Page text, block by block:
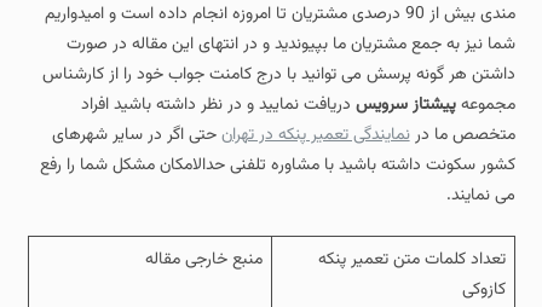
مندی بیش از 90 درصدی مشتریان تا امروزه انجام داده است و امیدواریم
شما نیز به جمع مشتریان ما بپیوندید و در انتهای این مقاله در صورت
داشتن هر گونه پرسش می توانید با درج کامنت جواب خود را از کارشناس
مجموعهپیشتاز سرویس دریافت نمایید و در نظر داشته باشید افراد
متخصص ما درنمایندگی تعمیر پنکه در تهرانحتی اگر در سایر شهرهای
کشور سکونت داشته باشید با مشاوره تلفنی حدالامکان مشکل شما را رفع
می نمایند.
تعداد کلمات متن تعمیر پنکه
کازوکی
منبع خارجی مقاله